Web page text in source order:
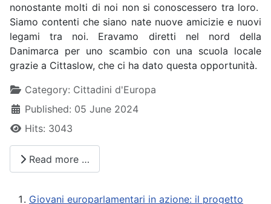
nonostante molti di noi non si conoscessero tra loro.
Siamo contenti che siano nate nuove amicizie e nuovi
legami tra noi. Eravamo diretti nel nord della
Danimarca per uno scambio con una scuola locale
grazie a Cittaslow, che ci ha dato questa opportunità.
DetailsCategory: Cittadini d'Europa
Published: 05 June 2024
Hits: 3043
Read more …
Giovani europarlamentari in azione: il progetto